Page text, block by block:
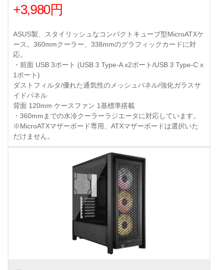
+3,980円
ASUS製、スタイリッシュなコンパクトキューブ型MicroATXケ
ース。360mmクーラー、338mmのグラフィックカードに対
応。
・前面 USB 3ポート (USB 3 Type-A x2ポート/USB 3 Type-C x
1ポート)
ダストフィルタ/優れた通気性のメッシュパネル/強化ガラスサ
イドパネル
背面 120mm ケースファン 1基標準搭載
・360mmまでの水冷クーラーラジエータに対応しています。
※MicroATXマザーボード専用、ATXマザーボードは選択いた
だけません。